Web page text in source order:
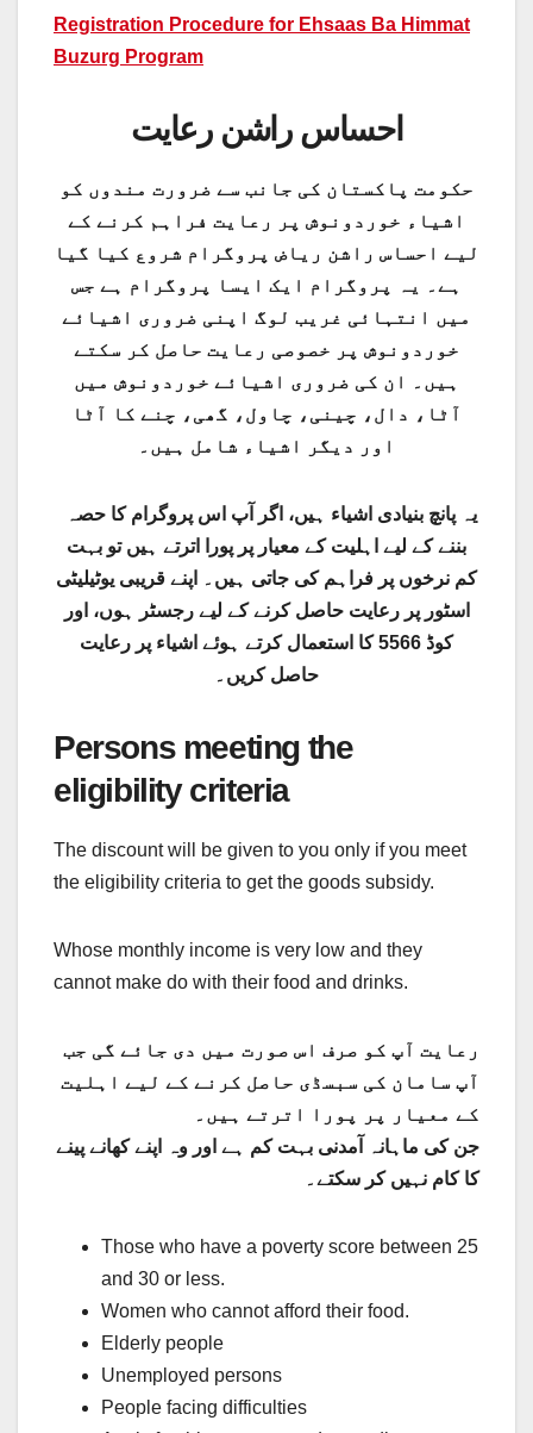
Registration Procedure for Ehsaas Ba Himmat
Buzurg Program
احساس راشن رعایت
حکومت پاکستان کی جانب سے ضرورت مندوں کو
اشیاء خوردونوش پر رعایت فراہم کرنے کے
لیے احساس راشن ریاض پروگرام شروع کیا گیا
ہے۔ یہ پروگرام ایک ایسا پروگرام ہے جس
میں انتہائی غریب لوگ اپنی ضروری اشیائے
خوردونوش پر خصوصی رعایت حاصل کر سکتے
ہیں۔ ان کی ضروری اشیائے خوردونوش میں
آٹا، دال، چینی، چاول، گھی، چنے کا آٹا
اور دیگر اشیاء شامل ہیں۔
بننے کے لیے اہلیت کے معیار پر پورا اترتے ہیں تو بہت
کم نرخوں پر فراہم کی جاتی ہیں۔ اپنے قریبی یوٹیلیٹی
اسٹور پر رعایت حاصل کرنے کے لیے رجسٹر ہوں، اور
کوڈ 5566 کا استعمال کرتے ہوئے اشیاء پر رعایت
حاصل کریں۔
Persons meeting the
eligibility criteria
The discount will be given to you only if you meet
the eligibility criteria to get the goods subsidy.
Whose monthly income is very low and they
cannot make do with their food and drinks.
رعایت آپ کو صرف اس صورت میں دی جائے گی جب
آپ سامان کی سبسڈی حاصل کرنے کے لیے اہلیت
کے معیار پر پورا اترتے ہیں۔
جن کی ماہانہ آمدنی بہت کم ہے اور وہ اپنے کھانے پینے
کا کام نہیں کر سکتے۔
Those who have a poverty score between 25
and 30 or less.
Women who cannot afford their food.
Elderly people
Unemployed persons
People facing difficulties